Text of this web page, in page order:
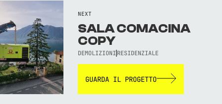
NEXT
SALA COMACINA
COPY
DEMOLIZIONI RESIDENZIALE
GUARDA IL PROGETTO